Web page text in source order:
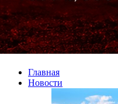
Главная
Новости